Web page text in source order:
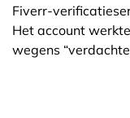
Fiverr-
Het account
wegens